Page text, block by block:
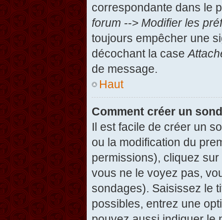
correspondante dans le
forum --> Modifier les
toujours empêcher une
décochant la case
de message.
Haut
Comment créer un
Il est facile de créer un
ou la modification du
permissions), cliquez sur
vous ne le voyez pas,
sondages). Saisissez le
possibles, entrez une